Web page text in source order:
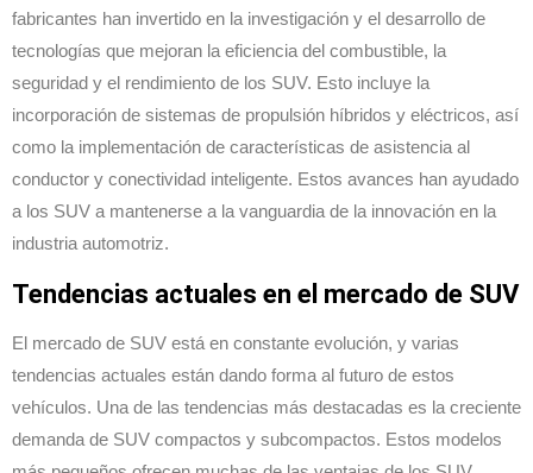
fabricantes han invertido en la investigación y el desarrollo de
tecnologías que mejoran la eficiencia del combustible, la
seguridad y el rendimiento de los SUV. Esto incluye la
incorporación de sistemas de propulsión híbridos y eléctricos, así
como la implementación de características de asistencia al
conductor y conectividad inteligente. Estos avances han ayudado
a los SUV a mantenerse a la vanguardia de la innovación en la
industria automotriz.
Tendencias actuales en el mercado de SUV
El mercado de SUV está en constante evolución, y varias
tendencias actuales están dando forma al futuro de estos
vehículos. Una de las tendencias más destacadas es la creciente
demanda de SUV compactos y subcompactos. Estos modelos